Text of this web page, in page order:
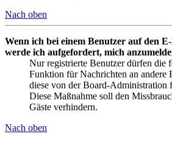
Nach oben
Wenn ich bei einem Benutzer auf den
werde ich aufgefordert, mich
Nur registrierte Benutzer dürfen die
Funktion für Nachrichten an andere
diese von der Board-Administration
Diese Maßnahme soll den
Gäste verhindern.
Nach oben